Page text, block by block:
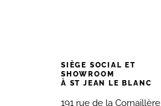
SIÈGE SOCIAL ET
SHOWROOM
À ST JEAN LE BLANC
191 rue de la Cornaillère